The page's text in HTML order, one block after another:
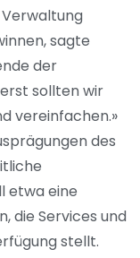
sagte
der
sollten wir
vereinfachen.»
des
etwa eine
die Services und
stellt.